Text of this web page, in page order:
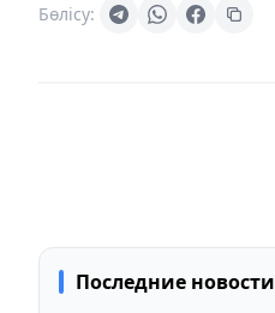
Бөлісу:
Последние новости